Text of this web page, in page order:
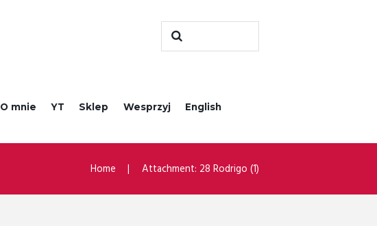
O mnie YT Sklep Wesprzyj English
Home Attachment: 28 Rodrigo (1)